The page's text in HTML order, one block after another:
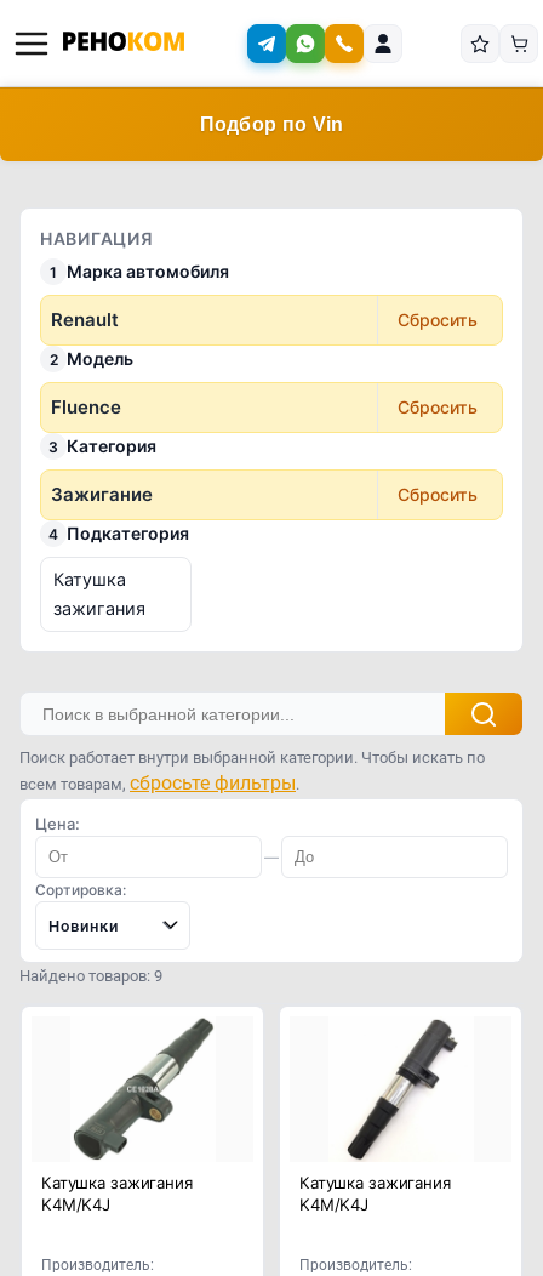
Подбор по Vin
НАВИГАЦИЯ
1 Марка автомобиля
Renault Сбросить
2 Модель
Fluence Сбросить
3 Категория
Зажигание Сбросить
4 Подкатегория
Катушка
зажигания
Поиск работает внутри выбранной категории. Чтобы искать по
всем товарам, сбросьте фильтры.
Цена:
—
Сортировка:
Новинки
Найдено товаров: 9
Катушка зажигания
K4M/K4J
Производитель:
Катушка зажигания
K4M/K4J
Производитель: